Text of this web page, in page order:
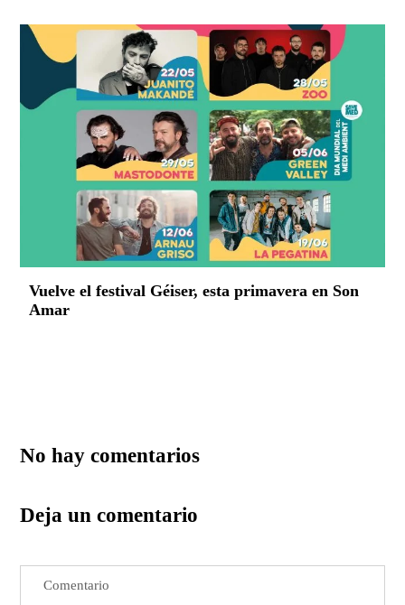
Vuelve el festival Géiser, esta primavera en Son
Amar
No hay comentarios
Deja un comentario